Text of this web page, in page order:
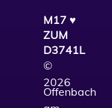
M17 ♥
ZUM
D3741L
©
2026
Offenbach